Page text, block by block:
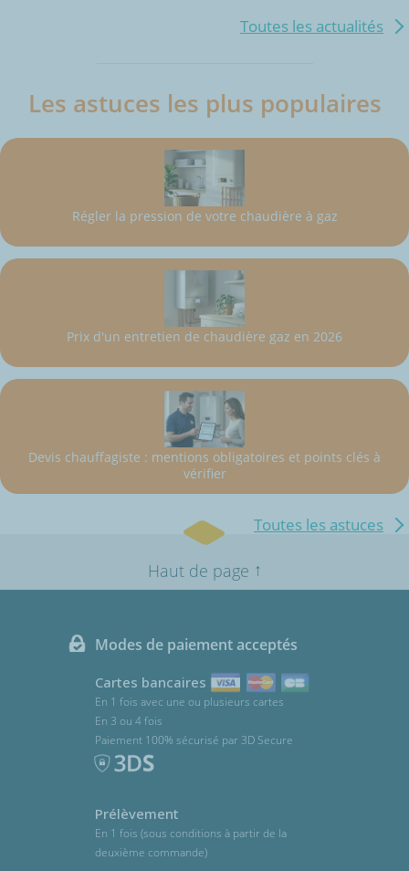
Toutes les actualités
Les astuces les plus populaires
Régler la pression de votre chaudière à gaz
Prix d'un entretien de chaudière gaz en 2026
Devis chauffagiste : mentions obligatoires et points clés à
vérifier
Toutes les astuces
Haut de page ↑
Modes de paiement acceptés
Cartes bancaires
En 1 fois avec une ou plusieurs cartes
En 3 ou 4 fois
Paiement 100% sécurisé par 3D Secure
Prélèvement
En 1 fois (sous conditions à partir de la
deuxième commande)